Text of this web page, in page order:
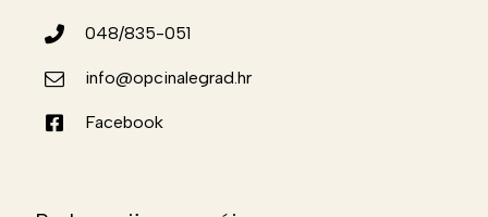
048/835-051
info@opcinalegrad.hr
Facebook